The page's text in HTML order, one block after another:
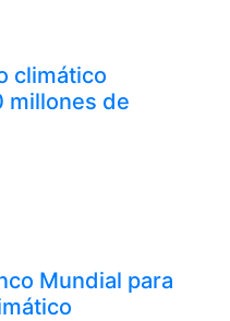
climático
millones de
Mundial para